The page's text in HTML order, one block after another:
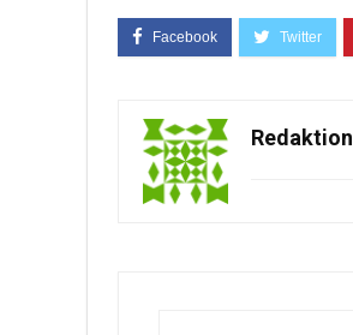
Redaktion